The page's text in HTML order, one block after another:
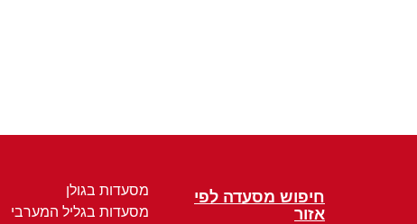
חיפוש מסעדה לפי
אזור
מסעדות בגולן
מסעדות בגליל המערבי